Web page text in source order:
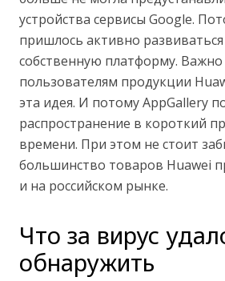
устройства сервисы Google.
пришлось активно
собственную платформу.
пользователям продукции
эта идея. И потому AppGallery
распространение в короткий
времени. При этом не стоит
большинство товаров Huawei
и на российском рынке.
Что за вирус
обнаружить